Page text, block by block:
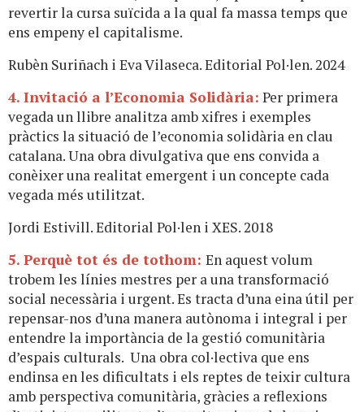
revertir la cursa suïcida a la qual fa massa temps que
ens empeny el capitalisme.
Rubèn Suriñach i Eva Vilaseca. Editorial Pol·len. 2024
4. Invitació a l’Economia Solidària: Per primera
vegada un llibre analitza amb xifres i exemples
pràctics la situació de l’economia solidària en clau
catalana. Una obra divulgativa que ens convida a
conèixer una realitat emergent i un concepte cada
vegada més utilitzat.
Jordi Estivill. Editorial Pol·len i XES. 2018
5. Perquè tot és de tothom: En aquest volum
trobem les línies mestres per a una transformació
social necessària i urgent. Es tracta d’una eina útil per
repensar-nos d’una manera autònoma i integral i per
entendre la importància de la gestió comunitària
d’espais culturals. Una obra col·lectiva que ens
endinsa en les dificultats i els reptes de teixir cultura
amb perspectiva comunitària, gràcies a reflexions